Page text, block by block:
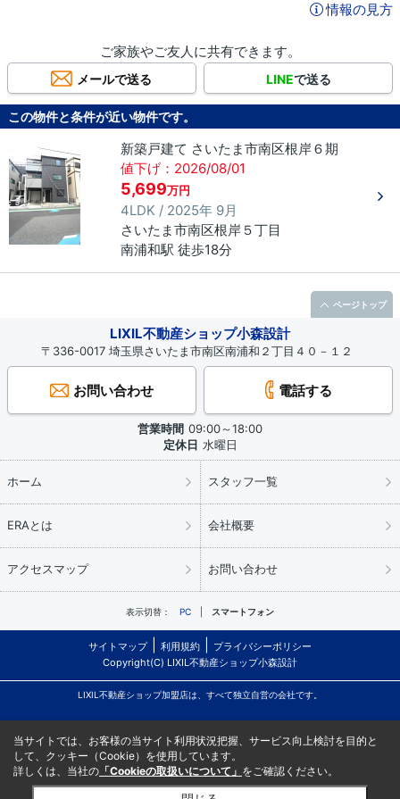
情報の見方
ご家族やご友人に共有できます。
メールで送る LINEで送る
この物件と条件が近い物件です。
新築戸建て さいたま市南区根岸６期
値下げ：2026/08/01
5,699万円
4LDK / 2025年 9月
さいたま市南区根岸 ５丁目
南浦和駅 徒歩18分
LIXIL不動産ショップ小森設計
〒336-0017 埼玉県さいたま市南区南浦和２丁目４０－１２
お問い合わせ 電話する
営業時間 09:00～18:00
定休日 水曜日
ホーム スタッフ一覧
ERAとは 会社概要
アクセスマップ お問い合わせ
表示切替： PC スマートフォン
サイトマップ 利用規約
プライバシーポリシー
Copyright(C) LIXIL不動産ショップ小森設計
LIXIL不動産ショップ加盟店は、すべて独立自営の会社です。
ページトップ
当サイトでは、お客様の当サイト利用状況把握、サービス向上検討を目的と
して、クッキー（Cookie）を使用しています。
詳しくは、当社の 「Cookieの取扱いについて」 をご確認ください。